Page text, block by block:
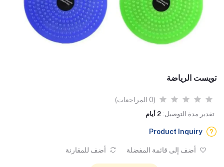
تويست الرياضة
(0 المراجعات)
تقدير مدة التوصيل: 2 أيام
Product Inquiry
أضف إلى قائمة المفضلة أضف للمقارنة